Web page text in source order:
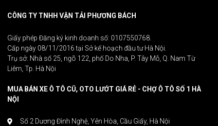
CÔNG TY TNHH VẬN TẢI PHƯƠNG BÁCH
Giấy phép Đăng ký kinh doanh số: 0107550768.
Cấp ngày 08/11/2016 tại Sở kế hoạch đầu tư Hà Nội.
Trụ sở: Nhà số 25, ngõ 122, phố Do Nha, P. Tây Mỗ, Q. Nam Từ
Liêm, Tp. Hà Nội
MUA BÁN XE Ô TÔ CŨ, OTO LƯỚT GIÁ RẺ - CHỢ Ô TÔ SỐ 1 HÀ
NỘI
Số 2 Dương Đình Nghệ, Yên Hòa, Cầu Giấy, Hà Nội